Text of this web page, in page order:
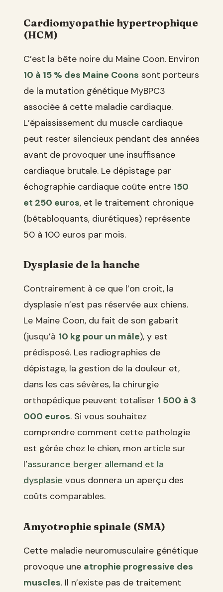
Cardiomyopathie hypertrophique
(HCM)
C’est la bête noire du Maine Coon. Environ
10 à 15 % des Maine Coons sont porteurs
de la mutation génétique MyBPC3
associée à cette maladie cardiaque.
L’épaississement du muscle cardiaque
peut rester silencieux pendant des années
avant de provoquer une insuffisance
cardiaque brutale. Le dépistage par
échographie cardiaque coûte entre 150
et 250 euros, et le traitement chronique
(bêtabloquants, diurétiques) représente
50 à 100 euros par mois.
Dysplasie de la hanche
Contrairement à ce que l’on croit, la
dysplasie n’est pas réservée aux chiens.
Le Maine Coon, du fait de son gabarit
(jusqu’à 10 kg pour un mâle), y est
prédisposé. Les radiographies de
dépistage, la gestion de la douleur et,
dans les cas sévères, la chirurgie
orthopédique peuvent totaliser 1 500 à 3
000 euros. Si vous souhaitez
comprendre comment cette pathologie
est gérée chez le chien, mon article sur
l’assurance berger allemand et la
dysplasie vous donnera un aperçu des
coûts comparables.
Amyotrophie spinale (SMA)
Cette maladie neuromusculaire génétique
provoque une atrophie progressive des
muscles. Il n’existe pas de traitement